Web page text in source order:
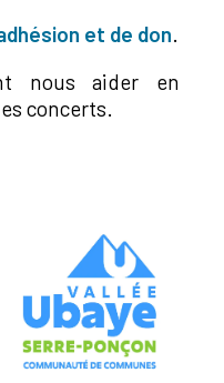
et de don.
nous aider en
concerts.